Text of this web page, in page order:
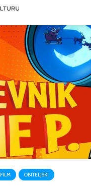
FILM OBITELJSKI